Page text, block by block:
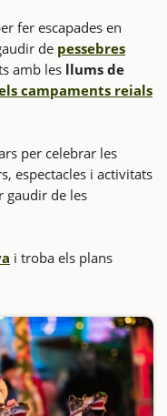
fer escapades en
de pessebres
amb les llums de
campaments reials
per celebrar les
espectacles i activitats
gaudir de les
i troba els plans